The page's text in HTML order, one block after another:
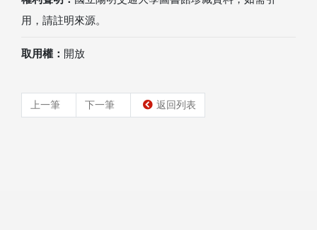
用，請註明來源。
取用權： 開放
上一筆 下一筆 返回列表